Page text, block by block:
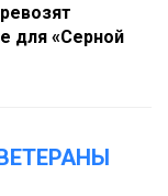
для «Серной